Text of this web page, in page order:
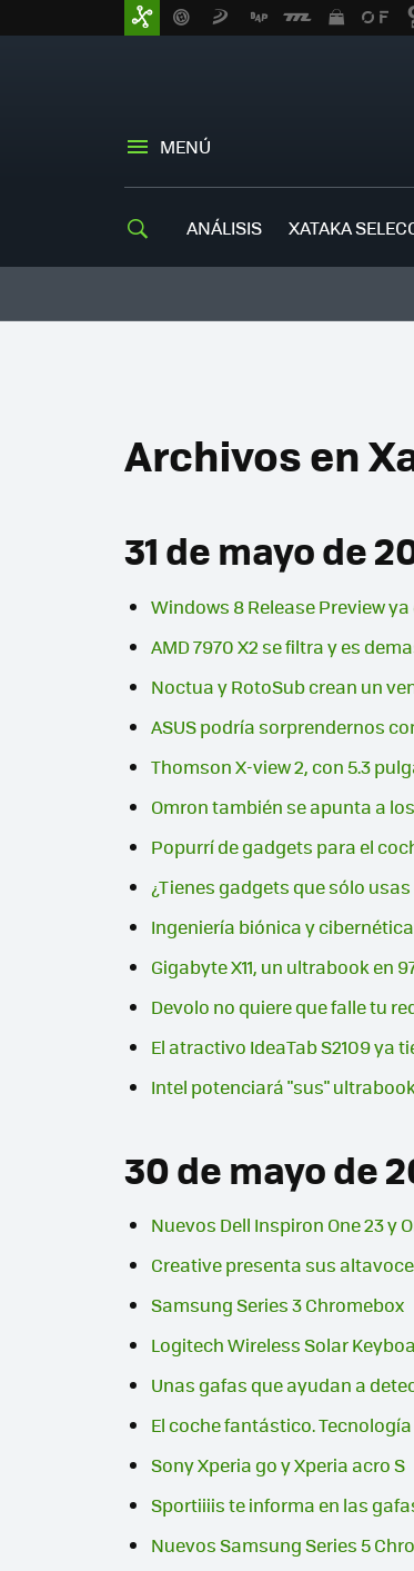
MENÚ
ANÁLISIS XATAKA
Archivos en
31 de mayo de
Windows 8 Release Preview
AMD 7970 X2 se filtra y es
Noctua y RotoSub crean un
ASUS podría sorprendernos
Thomson X-view 2, con 5.3
Omron también se apunta a
Popurrí de gadgets para el
¿Tienes gadgets que sólo
Ingeniería biónica y
Gigabyte X11, un ultrabook en
Devolo no quiere que falle tu
El atractivo IdeaTab S2109 ya
Intel potenciará "sus"
30 de mayo de
Nuevos Dell Inspiron One 23 y
Creative presenta sus
Samsung Series 3 Chromebox
Logitech Wireless Solar
Unas gafas que ayudan a
El coche fantástico.
Sony Xperia go y Xperia acro S
Sportiiiis te informa en las
Nuevos Samsung Series 5